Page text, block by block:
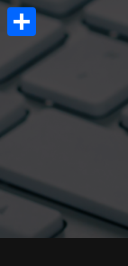
Odnoklassniki
Отправить